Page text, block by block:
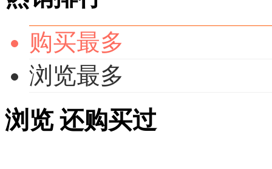
购买最多
浏览最多
浏览 还购买过